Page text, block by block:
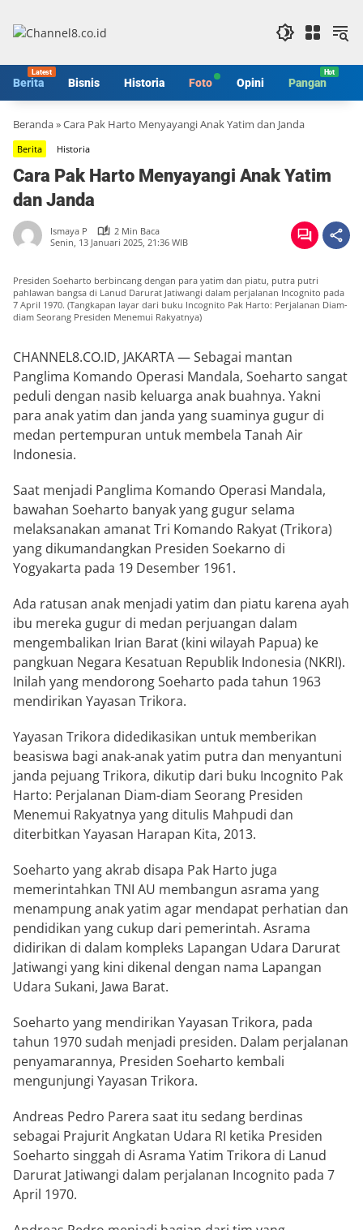
konten
Berita Bisnis Historia Foto Opini Pangan
Beranda»Cara Pak Harto Menyayangi Anak Yatim dan Janda
Berita Historia
Cara Pak Harto Menyayangi Anak Yatim
dan Janda
Ismaya P
2 Min Baca
Senin, 13 Januari 2025, 21:36 WIB
Presiden Soeharto berbincang dengan para yatim dan piatu, putra putri
pahlawan bangsa di Lanud Darurat Jatiwangi dalam perjalanan Incognito pada
7 April 1970. (Tangkapan layar dari buku Incognito Pak Harto: Perjalanan Diam-
diam Seorang Presiden Menemui Rakyatnya)
CHANNEL8.CO.ID, JAKARTA — Sebagai mantan
Panglima Komando Operasi Mandala, Soeharto sangat
peduli dengan nasib keluarga anak buahnya. Yakni
para anak yatim dan janda yang suaminya gugur di
medan pertempuran untuk membela Tanah Air
Indonesia.
Saat menjadi Panglima Komando Operasi Mandala,
bawahan Soeharto banyak yang gugur selama
melaksanakan amanat Tri Komando Rakyat (Trikora)
yang dikumandangkan Presiden Soekarno di
Yogyakarta pada 19 Desember 1961.
Ada ratusan anak menjadi yatim dan piatu karena ayah
ibu mereka gugur di medan perjuangan dalam
mengembalikan Irian Barat (kini wilayah Papua) ke
pangkuan Negara Kesatuan Republik Indonesia (NKRI).
Inilah yang mendorong Soeharto pada tahun 1963
mendirikan Yayasan Trikora.
Yayasan Trikora didedikasikan untuk memberikan
beasiswa bagi anak-anak yatim putra dan menyantuni
janda pejuang Trikora, dikutip dari buku Incognito Pak
Harto: Perjalanan Diam-diam Seorang Presiden
Menemui Rakyatnya yang ditulis Mahpudi dan
diterbitkan Yayasan Harapan Kita, 2013.
Soeharto yang akrab disapa Pak Harto juga
memerintahkan TNI AU membangun asrama yang
menampung anak yatim agar mendapat perhatian dan
pendidikan yang cukup dari pemerintah. Asrama
didirikan di dalam kompleks Lapangan Udara Darurat
Jatiwangi yang kini dikenal dengan nama Lapangan
Udara Sukani, Jawa Barat.
Soeharto yang mendirikan Yayasan Trikora, pada
tahun 1970 sudah menjadi presiden. Dalam perjalanan
penyamarannya, Presiden Soeharto kembali
mengunjungi Yayasan Trikora.
Andreas Pedro Parera saat itu sedang berdinas
sebagai Prajurit Angkatan Udara RI ketika Presiden
Soeharto singgah di Asrama Yatim Trikora di Lanud
Darurat Jatiwangi dalam perjalanan Incognito pada 7
April 1970.